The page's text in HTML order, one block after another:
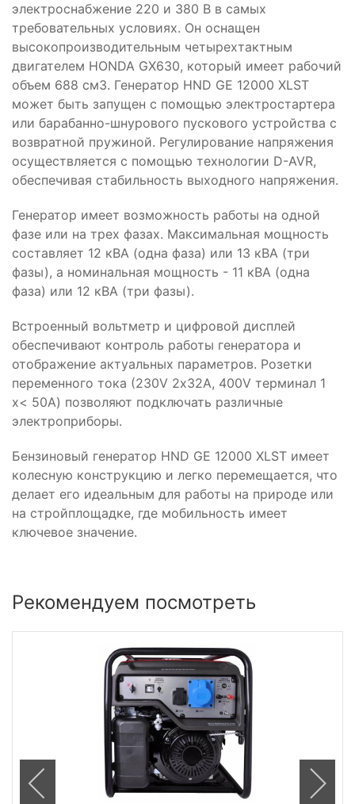
электроснабжение 220 и 380 В в самых
требовательных условиях. Он оснащен
высокопроизводительным четырехтактным
двигателем HONDA GX630, который имеет рабочий
объем 688 см3. Генератор HND GE 12000 XLST
может быть запущен с помощью электростартера
или барабанно-шнурового пускового устройства с
возвратной пружиной. Регулирование напряжения
осуществляется с помощью технологии D-AVR,
обеспечивая стабильность выходного напряжения.
Генератор имеет возможность работы на одной
фазе или на трех фазах. Максимальная мощность
составляет 12 кВА (одна фаза) или 13 кВА (три
фазы), а номинальная мощность - 11 кВА (одна
фаза) или 12 кВА (три фазы).
Встроенный вольтметр и цифровой дисплей
обеспечивают контроль работы генератора и
отображение актуальных параметров. Розетки
переменного тока (230V 2х32A, 400V терминал 1
х< 50A) позволяют подключать различные
электроприборы.
Бензиновый генератор HND GE 12000 XLST имеет
колесную конструкцию и легко перемещается, что
делает его идеальным для работы на природе или
на стройплощадке, где мобильность имеет
ключевое значение.
Рекомендуем посмотреть